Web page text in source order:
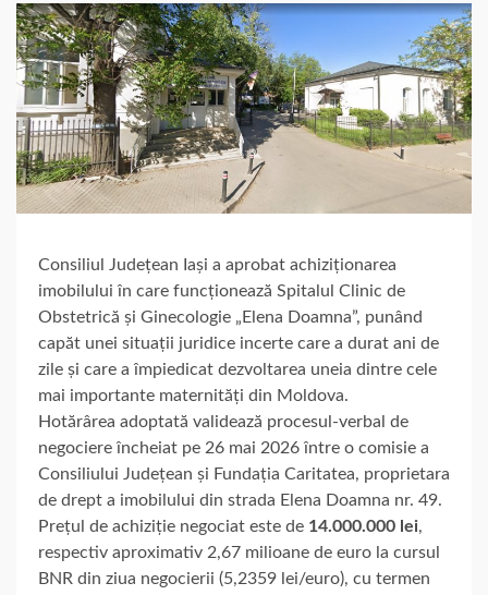
Consiliul Județean Iași a aprobat achiziționarea
imobilului în care funcționează Spitalul Clinic de
Obstetrică și Ginecologie „Elena Doamna”, punând
capăt unei situații juridice incerte care a durat ani de
zile și care a împiedicat dezvoltarea uneia dintre cele
mai importante maternități din Moldova.
Hotărârea adoptată validează procesul-verbal de
negociere încheiat pe 26 mai 2026 între o comisie a
Consiliului Județean și Fundația Caritatea, proprietara
de drept a imobilului din strada Elena Doamna nr. 49.
Prețul de achiziție negociat este de 14.000.000 lei,
respectiv aproximativ 2,67 milioane de euro la cursul
BNR din ziua negocierii (5,2359 lei/euro), cu termen